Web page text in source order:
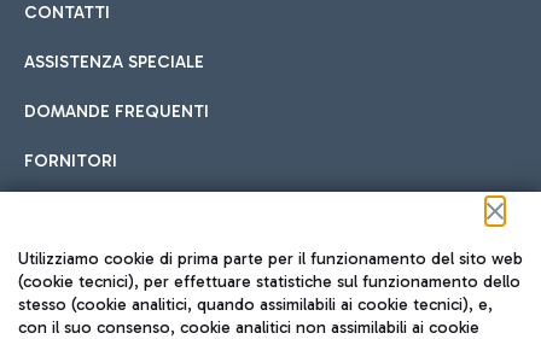
CONTATTI
ASSISTENZA SPECIALE
DOMANDE FREQUENTI
FORNITORI
Seguici sui social
Utilizziamo cookie di prima parte per il funzionamento del sito web
(cookie tecnici), per effettuare statistiche sul funzionamento dello
stesso (cookie analitici, quando assimilabili ai cookie tecnici), e,
con il suo consenso, cookie analitici non assimilabili ai cookie